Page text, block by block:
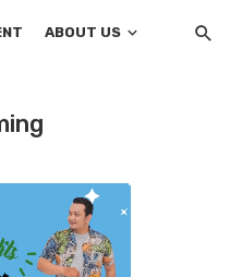
ABOUT US